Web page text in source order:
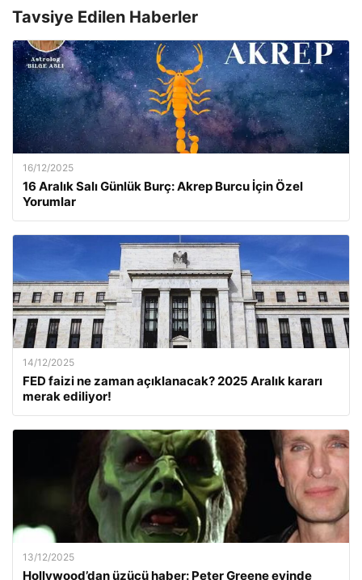
Tavsiye Edilen Haberler
16/12/2025
16 Aralık Salı Günlük Burç: Akrep Burcu İçin Özel
Yorumlar
14/12/2025
FED faizi ne zaman açıklanacak? 2025 Aralık kararı
merak ediliyor!
13/12/2025
Hollywood’dan üzücü haber: Peter Greene evinde